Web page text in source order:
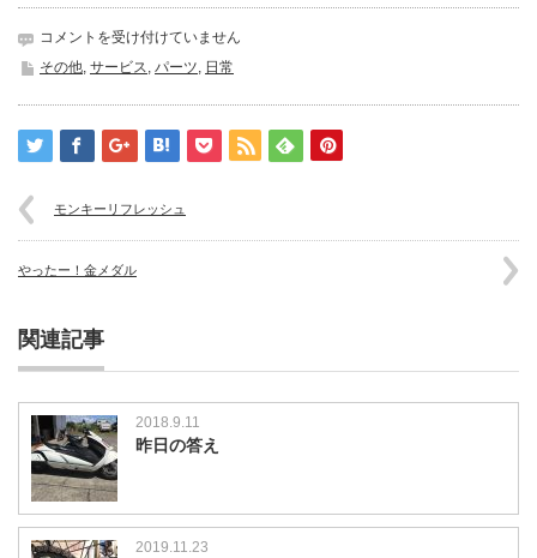
車
検
カ
ス
タ
コメントを受け付けていません
その他 サービス パーツ 日常
モンキーリフレッシュ
やったー！金メダル
関連記事
2018.9.11
昨日の答え
2019.11.23